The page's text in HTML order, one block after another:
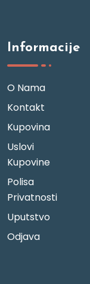
Informacije
O Nama
Kontakt
Kupovina
Uslovi
Kupovine
Polisa
Privatnosti
Uputstvo
Odjava